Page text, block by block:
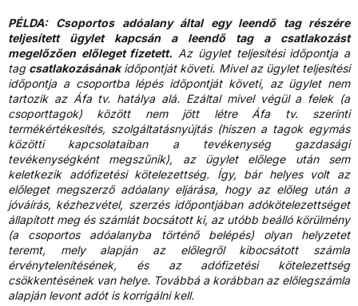
PÉLDA:
Csoportos adóalany által egy leendő tag részére
teljesített ügylet kapcsán a leendő tag a csatlakozást
megelőzően előleget fizetett. Az ügylet teljesítési időpontja a
tag csatlakozásánakidőpontját követi. Mivel az ügylet teljesítési
időpontja a csoportba lépés időpontját követi, az ügylet nem
tartozik az Áfa tv. hatálya alá. Ezáltal mivel végül a felek (a
csoporttagok) között nem jött létre Áfa tv. szerinti
termékértékesítés, szolgáltatásnyújtás (hiszen a tagok egymás
közötti kapcsolataiban a tevékenység gazdasági
tevékenységként megszűnik), az ügylet előlege után sem
keletkezik adófizetési kötelezettség. Így, bár helyes volt az
előleget megszerző adóalany eljárása, hogy az előleg után a
jóváírás, kézhezvétel, szerzés időpontjában adókötelezettséget
állapított meg és számlát bocsátott ki, az utóbb beálló körülmény
(a csoportos adóalanyba történő belépés) olyan helyzetet
teremt, mely alapján az előlegről kibocsátott számla
érvénytelenítésének, és az adófizetési kötelezettség
csökkentésének van helye. Továbbá a korábban az előlegszámla
alapján levont adót is korrigálni kell.